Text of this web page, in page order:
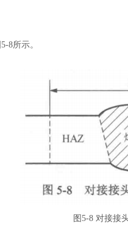
5-8所示。
图 5-8 对接接